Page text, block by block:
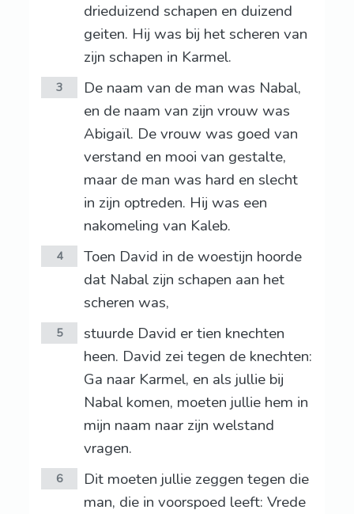
drieduizend schapen en duizend
geiten. Hij was bij het scheren van
zijn schapen in Karmel.
3
De naam van de man was Nabal,
en de naam van zijn vrouw was
Abigaïl. De vrouw was goed van
verstand en mooi van gestalte,
maar de man was hard en slecht
in zijn optreden. Hij was een
nakomeling van Kaleb.
4
Toen David in de woestijn hoorde
dat Nabal zijn schapen aan het
scheren was,
5
stuurde David er tien knechten
heen. David zei tegen de knechten:
Ga naar Karmel, en als jullie bij
Nabal komen, moeten jullie hem in
mijn naam naar zijn welstand
vragen.
6
Dit moeten jullie zeggen tegen die
man, die in voorspoed leeft: Vrede